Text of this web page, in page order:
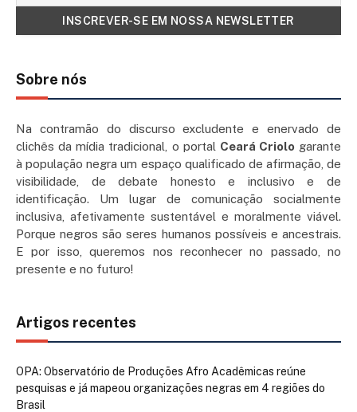
Sobre nós
Na contramão do discurso excludente e enervado de
clichês da mídia tradicional, o portal Ceará Criolo garante
à população negra um espaço qualificado de afirmação, de
visibilidade, de debate honesto e inclusivo e de
identificação. Um lugar de comunicação socialmente
inclusiva, afetivamente sustentável e moralmente viável.
Porque negros são seres humanos possíveis e ancestrais.
E por isso, queremos nos reconhecer no passado, no
presente e no futuro!
Artigos recentes
OPA: Observatório de Produções Afro Acadêmicas reúne
pesquisas e já mapeou organizações negras em 4 regiões do
Brasil